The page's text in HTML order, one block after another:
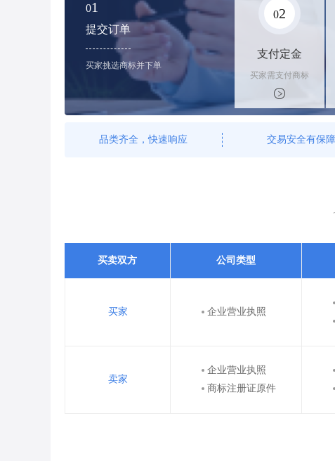
01
提交订单
买家挑选商标并下单
02
支付定金
买家需支付商标
标价的100%的
购买订金
品类齐全，快速响应 交易安全有保障
买卖双方 公司类型
买家 企业营业执照
卖家
企业营业执照
商标注册证原件